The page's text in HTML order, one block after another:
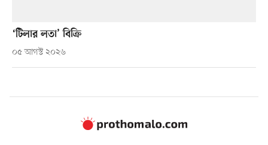
‘টিলার লতা’ বিক্রি
০৫ আগস্ট ২০২৬